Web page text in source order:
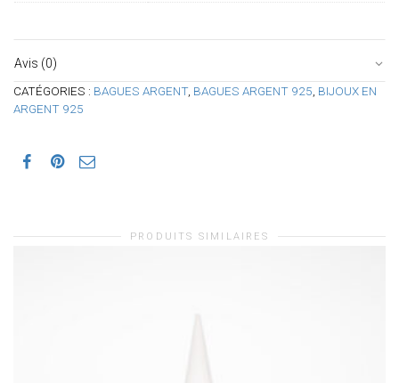
Avis (0)
CATÉGORIES : BAGUES ARGENT, BAGUES ARGENT 925 BIJOUX EN
ARGENT 925
PRODUITS SIMILAIRES